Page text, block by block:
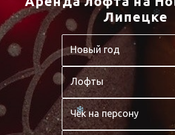
Липецке
Новый год
Лофты
Чек на персону